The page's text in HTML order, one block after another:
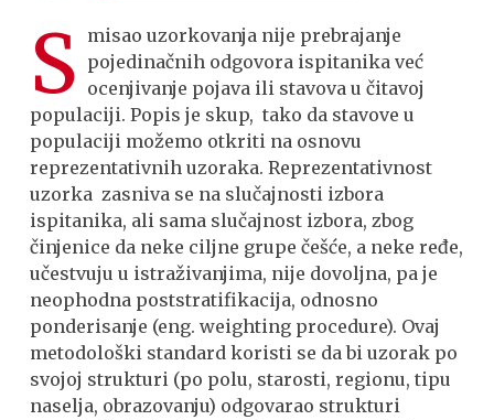
S misao uzorkovanja nije prebrajanje
pojedinačnih odgovora ispitanika već
ocenjivanje pojava ili stavova u čitavoj
populaciji. Popis je skup, tako da stavove u
populaciji možemo otkriti na osnovu
reprezentativnih uzoraka. Reprezentativnost
uzorka zasniva se na slučajnosti izbora
ispitanika, ali sama slučajnost izbora, zbog
činjenice da neke ciljne grupe češće, a neke ređe,
učestvuju u istraživanjima, nije dovoljna, pa je
neophodna poststratifikacija, odnosno
ponderisanje (eng. weighting procedure). Ovaj
metodološki standard koristi se da bi uzorak po
svojoj strukturi (po polu, starosti, regionu, tipu
naselja, obrazovanju) odgovarao strukturi